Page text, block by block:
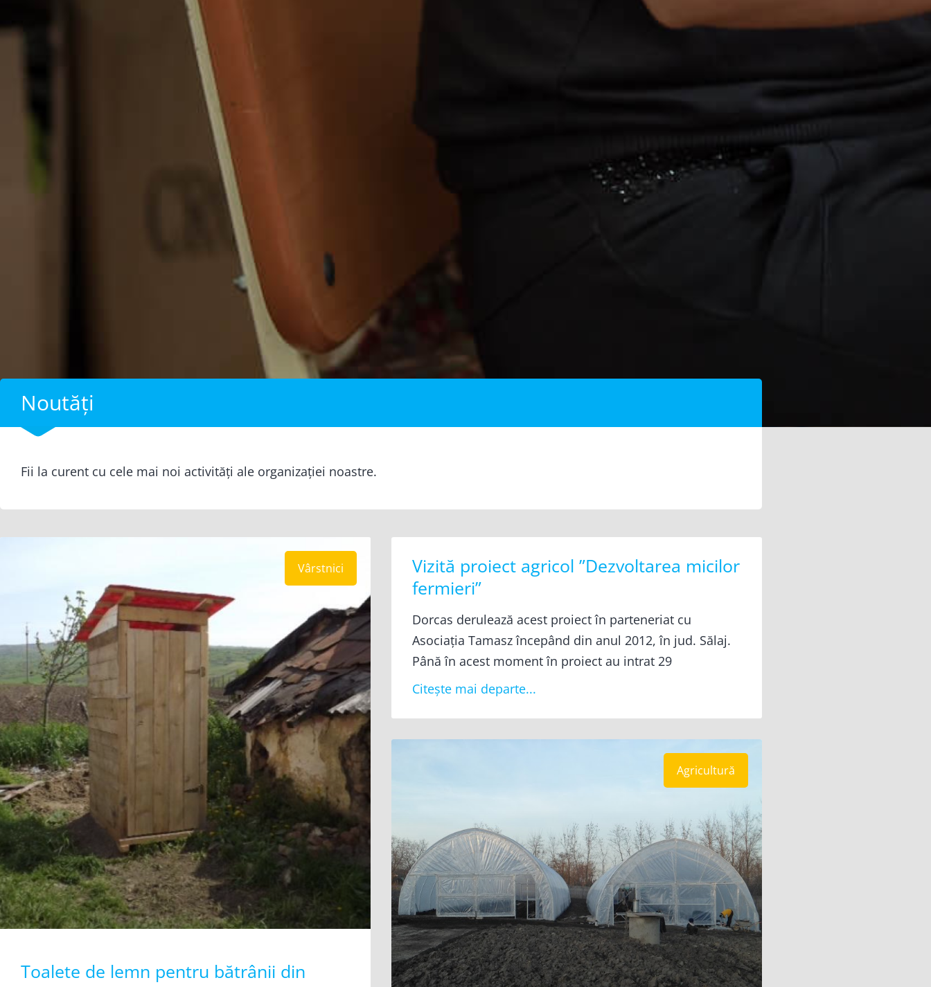
Noutăți
Fii la curent cu cele mai noi activități ale organizației noastre.
Vârstnici
Toalete de lemn pentru bătrânii din
Vizită proiect agricol ”Dezvoltarea micilor
fermieri”
Dorcas derulează acest proiect în parteneriat cu
Asociația Tamasz începând din anul 2012, în jud. Sălaj.
Până în acest moment în proiect au intrat 29
Citește mai departe...
Agricultură